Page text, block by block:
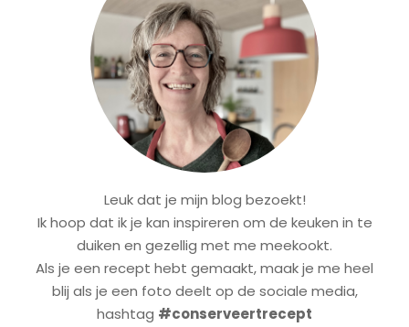
Leuk dat je mijn blog bezoekt!
Ik hoop dat ik je kan inspireren om de keuken in te
duiken en gezellig met me meekookt.
Als je een recept hebt gemaakt, maak je me heel
blij als je een foto deelt op de sociale media,
hashtag #conserveertrecept